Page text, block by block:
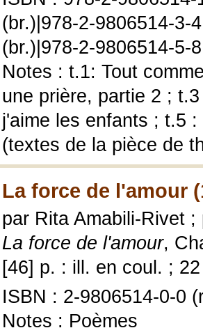
(br.)|978-2-9806514-3-
(br.)|978-2-9806514-5-
Notes : t.1: Tout
une prière, partie 2 ;
j'aime les enfants ; t.5
(textes de la pièce de
La force de l'amour
par Rita Amabili-Rivet
La force de l'amour,
[46] p. : ill. en coul. ;
ISBN : 2-9806514-0-0
Notes : Poèmes